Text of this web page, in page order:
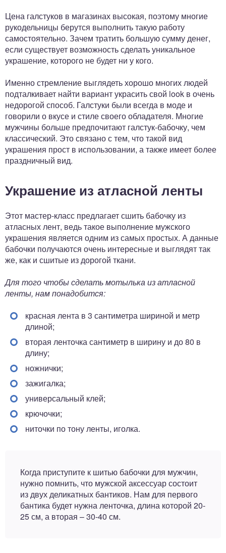
Цена галстуков в магазинах высокая, поэтому многие
рукодельницы берутся выполнить такую работу
самостоятельно. Зачем тратить большую сумму денег,
если существует возможность сделать уникальное
украшение, которого не будет ни у кого.
Именно стремление выглядеть хорошо многих людей
подталкивает найти вариант украсить свой look в очень
недорогой способ. Галстуки были всегда в моде и
говорили о вкусе и стиле своего обладателя. Многие
мужчины больше предпочитают галстук-бабочку, чем
классический. Это связано с тем, что такой вид
украшения прост в использовании, а также имеет более
праздничный вид.
Украшение из атласной ленты
Этот мастер-класс предлагает сшить бабочку из
атласных лент, ведь такое выполнение мужского
украшения является одним из самых простых. А данные
бабочки получаются очень интересные и выглядят так
же, как и сшитые из дорогой ткани.
Для того чтобы сделать мотылька из атласной
ленты, нам понадобится:
красная лента в 3 сантиметра шириной и метр
длиной;
вторая ленточка сантиметр в ширину и до 80 в
длину;
ножнички;
зажигалка;
универсальный клей;
крючочки;
ниточки по тону ленты, иголка.
Когда приступите к шитью бабочки для мужчин,
нужно помнить, что мужской аксессуар состоит
из двух деликатных бантиков. Нам для первого
бантика будет нужна ленточка, длина которой 20-
25 см, а вторая – 30-40 см.